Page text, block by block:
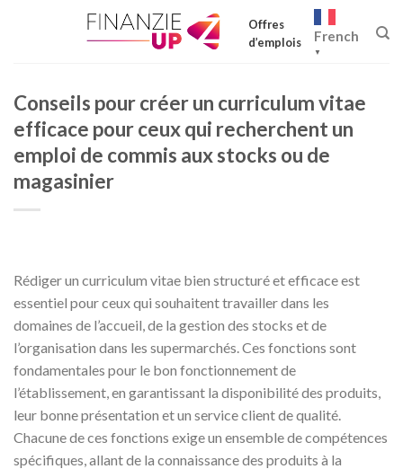
Offres
d’emplois
French
▼
Conseils pour créer un curriculum vitae
efficace pour ceux qui recherchent un
emploi de commis aux stocks ou de
magasinier
Rédiger un curriculum vitae bien structuré et efficace est
essentiel pour ceux qui souhaitent travailler dans les
domaines de l’accueil, de la gestion des stocks et de
l’organisation dans les supermarchés. Ces fonctions sont
fondamentales pour le bon fonctionnement de
l’établissement, en garantissant la disponibilité des produits,
leur bonne présentation et un service client de qualité.
Chacune de ces fonctions exige un ensemble de compétences
spécifiques, allant de la connaissance des produits à la